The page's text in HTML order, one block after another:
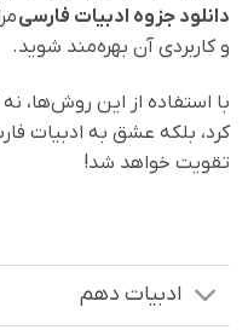
دانلود جزوه ادبیات فارسی
و کاربردی آن بهره‌مند شوید.
با استفاده از این روش‌ها،
کرد، بلکه عشق به ادبیات
تقویت خواهد شد!
ادبیات دهم